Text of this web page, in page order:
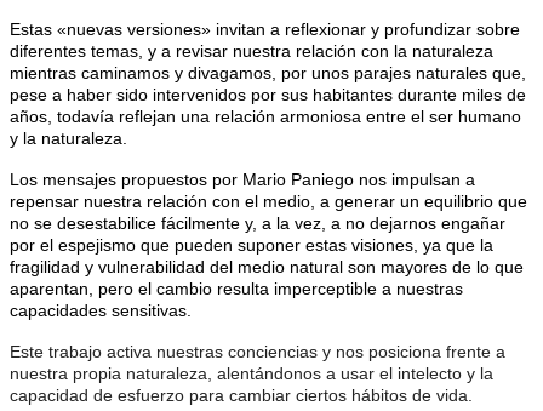
Estas «nuevas versiones» invitan a reflexionar y profundizar sobre
diferentes temas, y a revisar nuestra relación con la naturaleza
mientras caminamos y divagamos, por unos parajes naturales que,
pese a haber sido intervenidos por sus habitantes durante miles de
años, todavía reflejan una relación armoniosa entre el ser humano
y la naturaleza.
Los mensajes propuestos por Mario Paniego nos impulsan a
repensar nuestra relación con el medio, a generar un equilibrio que
no se desestabilice fácilmente y, a la vez, a no dejarnos engañar
por el espejismo que pueden suponer estas visiones, ya que la
fragilidad y vulnerabilidad del medio natural son mayores de lo que
aparentan, pero el cambio resulta imperceptible a nuestras
capacidades sensitivas.
Este trabajo activa nuestras conciencias y nos posiciona frente a
nuestra propia naturaleza, alentándonos a usar el intelecto y la
capacidad de esfuerzo para cambiar ciertos hábitos de vida.